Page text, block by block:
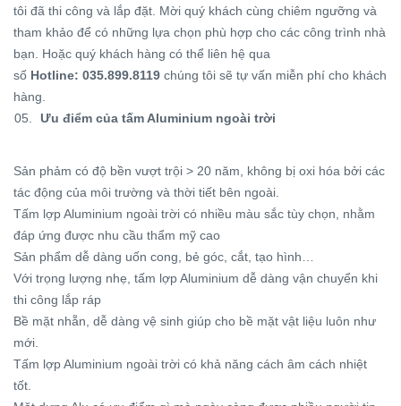
tôi đã thi công và lắp đặt. Mời quý khách cùng chiêm ngưỡng và
tham khảo để có những lựa chọn phù hợp cho các công trình nhà
bạn. Hoặc quý khách hàng có thể liên hệ qua
số Hotline: 035.899.8119 chúng tôi sẽ tự vấn miễn phí cho khách
hàng.
Ưu điểm của tấm Aluminium ngoài trời
Sản phảm có độ bền vượt trội > 20 năm, không bị oxi hóa bởi các
tác động của môi trường và thời tiết bên ngoài.
Tấm lợp Aluminium ngoài trời có nhiều màu sắc tùy chọn, nhằm
đáp ứng được nhu cầu thẩm mỹ cao
Sản phẩm dễ dàng uốn cong, bẻ góc, cắt, tạo hình…
Với trọng lượng nhẹ, tấm lợp Aluminium dễ dàng vận chuyển khi
thi công lắp ráp
Bề mặt nhẵn, dễ dàng vệ sinh giúp cho bề mặt vật liệu luôn như
mới.
Tấm lợp Aluminium ngoài trời có khả năng cách âm cách nhiệt
tốt.